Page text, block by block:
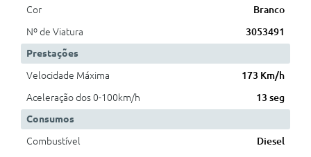
Cor
Branco
Nº de Viatura
3053491
Prestações
Velocidade Máxima
173 Km/h
Aceleração dos 0-100km/h
13 seg
Consumos
Combustível
Diesel